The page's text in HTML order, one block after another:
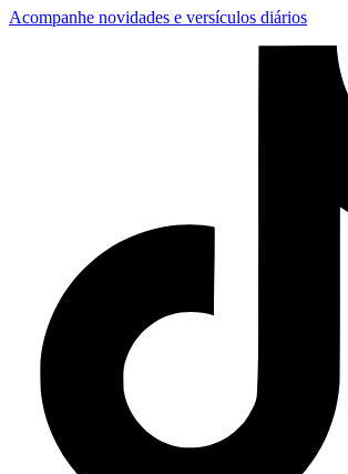
Acompanhe novidades e versículos diários